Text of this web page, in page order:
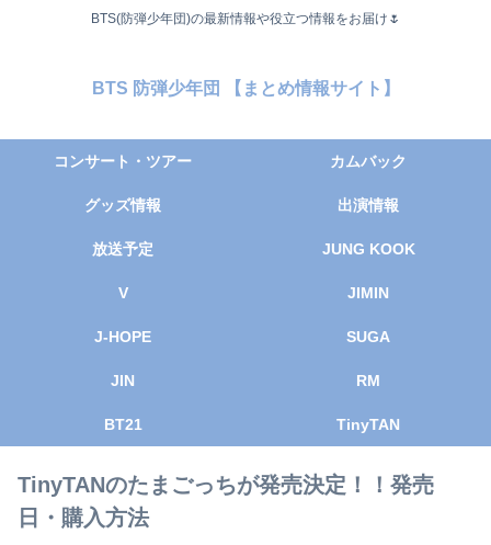
BTS(防弾少年団)の最新情報や役立つ情報をお届け🌷
BTS 防弾少年団 【まとめ情報サイト】
コンサート・ツアー カムバック
グッズ情報 出演情報
放送予定 JUNG KOOK
V JIMIN
J-HOPE SUGA
JIN RM
BT21 TinyTAN
TinyTANのたまごっちが発売決定！！発売
日・購入方法